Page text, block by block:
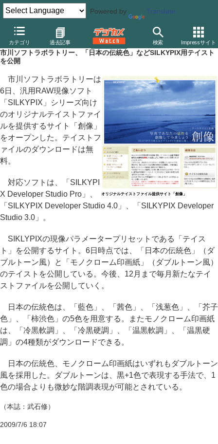
Powered by Translate
カテゴリ 過去記事 検索 Impressサイト
デジカメ Watch PC/モバイル関連 アプリ/ソフトウェア
シルキ
市川ソフトラボラトリー、「日本の伝統色」などSILKYPIX用テイスト
を公開
オリジナルテイストファイル提供サイト「創像」
市川ソフトラボラトリーは
6日、汎用RAW現像ソフト
「SILKYPIX」シリーズ向け
のオリジナルテイストファイ
ルを提供するサイト「創像」
をオープンした。テイストフ
ァイルのダウンロードは無
料。
対応ソフトは、「SILKYPI
X Developer Studio Pro」、
「SILKYPIX Developer Studio 4.0」、「SILKYPIX Developer
Studio 3.0」。
SIKLYPIXの現像パラメータープリセットである「テイス
ト」を公開するサイト。6日時点では、「日本の伝統色」（ダ
ブルトーン風）と「モノクローム印画紙」（ダブルトーン風）
のテイストを公開している。今後、12月まで毎月新たなテイ
ストファイルを公開していく。
日本の伝統色は、「藍色」、「茜色」、「浅葱色」、「芥子
色」、「柿渋色」の5色を用意する。またモノクローム印画紙
は、「冷黒軟調」、「冷黒硬調」、「温黒軟調」、「温黒硬
調」の4種類がダウンロードできる。
日本の伝統色、モノクローム印画紙はいずれもダブルトーン
風を採用した。ダブルトーンは、黒+1色で表現する手法で、1
色の場合よりも微妙な階調表現が可能とされている。
（本誌：武石修）
2009/7/6 18:07